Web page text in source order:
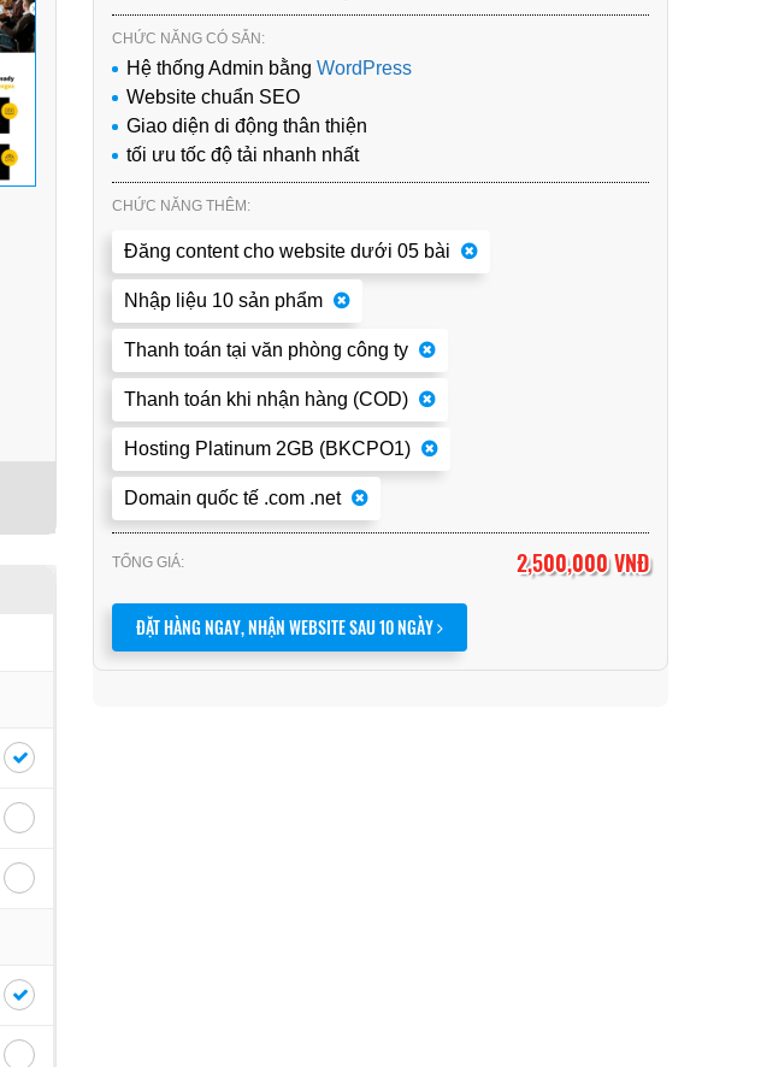
CHỨC NĂNG CÓ SẴN:
Hệ thống Admin bằng WordPress
Website chuẩn SEO
Giao diện di động thân thiện
tối ưu tốc độ tải nhanh nhất
CHỨC NĂNG THÊM:
Đăng content cho website dưới 05 bài
Nhập liệu 10 sản phẩm
Thanh toán tại văn phòng công ty
Thanh toán khi nhận hàng (COD)
Hosting Platinum 2GB (BKCPO1)
Domain quốc tế .com .net
TỔNG GIÁ: 2,500,000 VNĐ
ĐẶT HÀNG NGAY, NHẬN WEBSITE SAU 10 NGÀY